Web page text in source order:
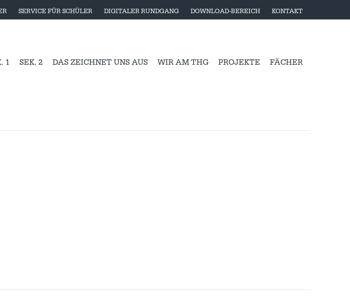
SERVICE FÜR SCHÜLER DIGITALER RUNDGANG DOWNLOAD-BEREICH KONTAKT
1 SEK. 2 DAS ZEICHNET UNS AUS WIR AM THG PROJEKTE FÄCHER